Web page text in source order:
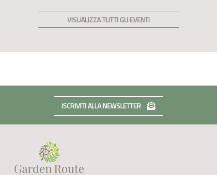
VISUALIZZA TUTTI GLI EVENTI
ISCRIVITI ALLA NEWSLETTER